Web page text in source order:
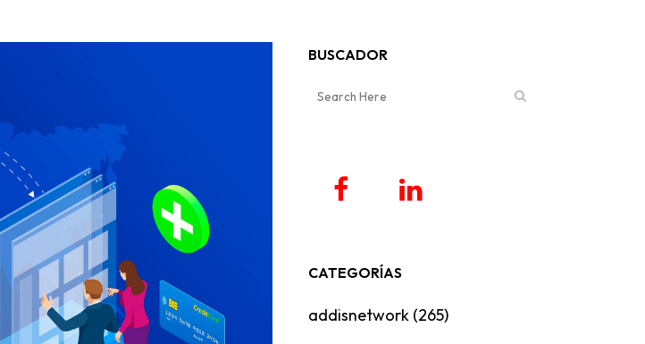
BUSCADOR
CATEGORÍAS
addisnetwork (265)